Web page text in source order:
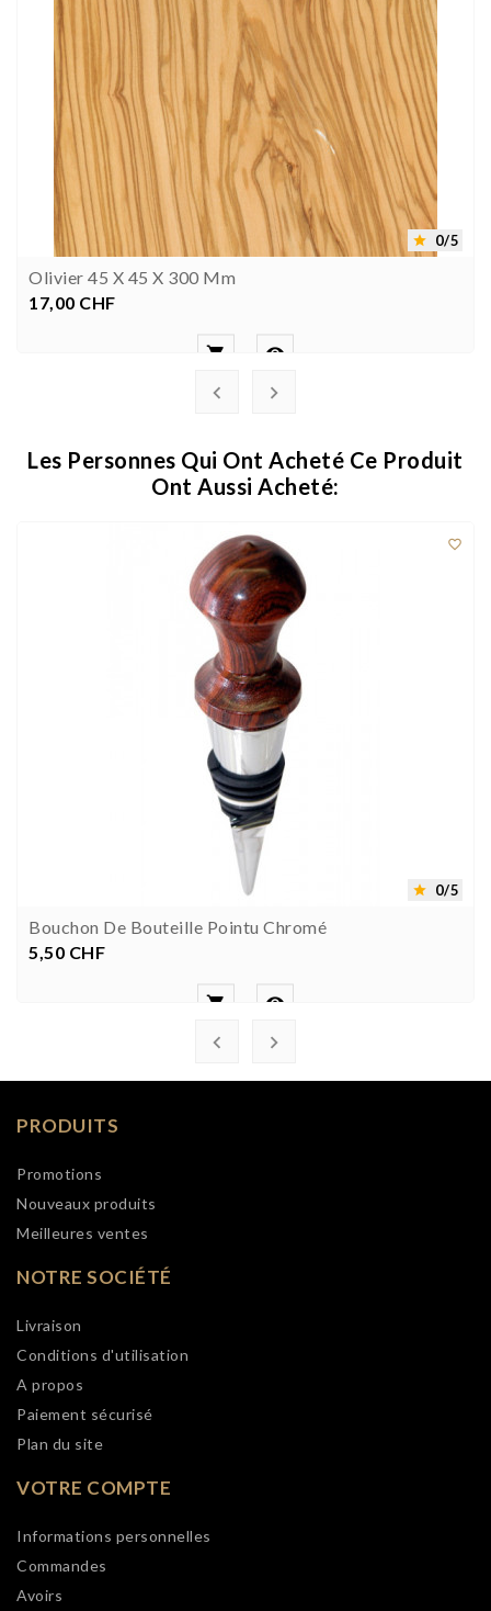
 0/5
Olivier 45 X 45 X 300 Mm
Prix
17,00 CHF
 
 
Les Personnes Qui Ont Acheté Ce Produit
Ont Aussi Acheté:

 0/5
Bouchon De Bouteille Pointu Chromé
Prix
5,50 CHF
 
 
PRODUITS
Promotions
Nouveaux produits
Meilleures ventes
NOTRE SOCIÉTÉ
Livraison
Conditions d'utilisation
A propos
Paiement sécurisé
Plan du site
VOTRE COMPTE
Informations personnelles
Commandes
Avoirs